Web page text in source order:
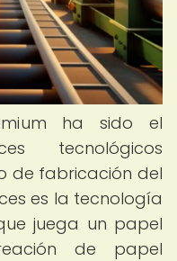
ha sido el
tecnológicos
de fabricación del
es la tecnología
juega un papel
de papel